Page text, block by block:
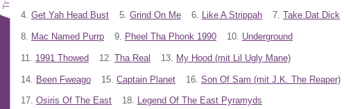
4. Get Yah Head Bust 5. Grind On Me 6. Like A Strippah 7. Take Dat Dick
8. Mac Named Purrp 9. Pheel Tha Phonk 1990 10. Underground
11. 1991 Thowed 12. Tha Real 13. My Hood (mit Lil Ugly Mane)
14. Been Fweago 15. Captain Planet 16. Son Of Sam (mit J.K. The Reaper)
17. Osiris Of The East 18. Legend Of The East Pyramyds